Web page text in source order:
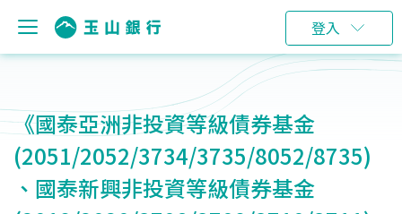
登入
《國泰亞洲非投資等級債券基金
(2051/2052/3734/3735/8052/8735)
、國泰新興非投資等級債券基金